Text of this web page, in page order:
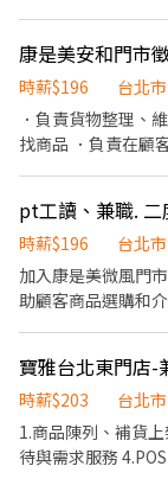
束營業前，統計銷
康是美安和門市
時薪$196
台北
．負責貨物整理、
找商品 ．負責在顧
pt工讀、兼職. 二
時薪$196
台北
加入康是美微風門市，一
助顧客商品選購和
家
寶雅台北東門店-
時薪$203
台北
1.商品陳列、補貨
待與需求服務